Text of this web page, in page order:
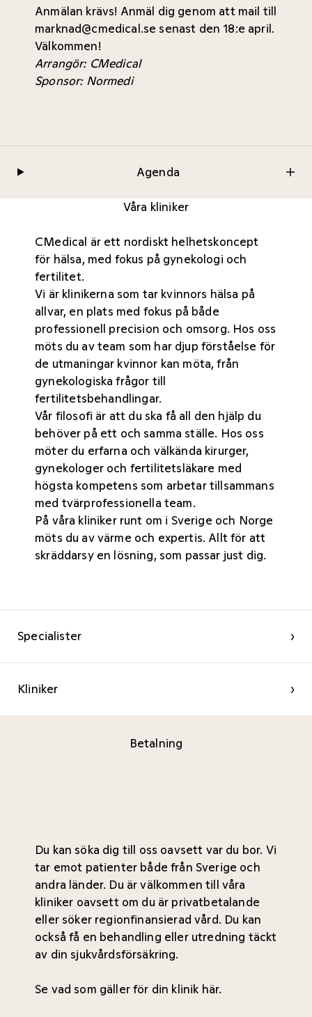
Anmälan krävs! Anmäl dig genom att mail till
marknad@cmedical.se senast den 18:e april.
Välkommen!
Arrangör: CMedical
Sponsor: Normedi
Agenda
Våra kliniker
CMedical är ett nordiskt helhetskoncept
för hälsa, med fokus på gynekologi och
fertilitet.
Vi är klinikerna som tar kvinnors hälsa på
allvar, en plats med fokus på både
professionell precision och omsorg. Hos oss
möts du av team som har djup förståelse för
de utmaningar kvinnor kan möta, från
gynekologiska frågor till
fertilitetsbehandlingar.
Vår filosofi är att du ska få all den hjälp du
behöver på ett och samma ställe. Hos oss
möter du erfarna och välkända kirurger,
gynekologer och fertilitetsläkare med
högsta kompetens som arbetar tillsammans
med tvärprofessionella team.
På våra klinikerrunt om i Sverige och Norge
möts du av värme och expertis. Allt för att
skräddarsy en lösning, som passar just dig.
Specialister ›
Kliniker ›
Betalning
Du kan söka dig till oss oavsett var du bor. Vi
tar emot patienter både från Sverige och
andra länder. Du är välkommen till våra
kliniker oavsett om du är privatbetalande
eller söker regionfinansierad vård. Du kan
också få en behandling eller utredning täckt
av din sjukvårdsförsäkring.
Se vad som gäller för din klinik här.